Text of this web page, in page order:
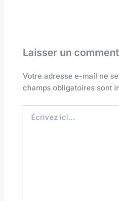
Laisser un
Votre adresse e-mail ne
champs obligatoires sont
ici…